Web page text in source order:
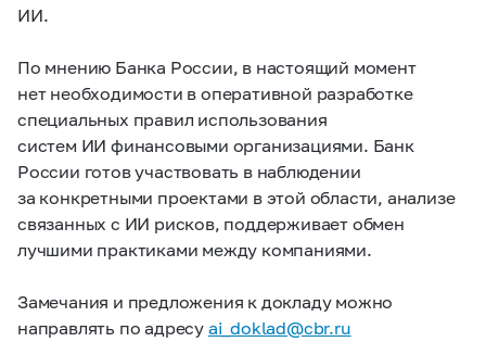
ИИ.
По мнению Банка России, в настоящий момент
нет необходимости в оперативной разработке
специальных правил использования
систем ИИ финансовыми организациями. Банк
России готов участвовать в наблюдении
за конкретными проектами в этой области, анализе
связанных с ИИ рисков, поддерживает обмен
лучшими практиками между компаниями.
Замечания и предложения к докладу можно
направлять по адресу ai_doklad@cbr.ru